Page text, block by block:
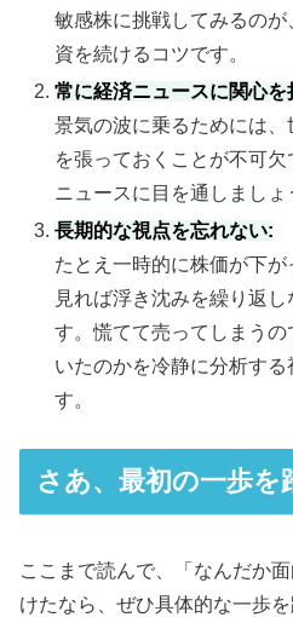
敏感株に挑戦してみるの
資を続けるコツです。
常に経済ニュースに関心を
景気の波に乗るためには
を張っておくことが不可
ニュースに目を通しましょ
長期的な視点を忘れない:
たとえ一時的に株価が下
見れば浮き沈みを繰り返
す。慌てて売ってしまう
いたのかを冷静に分析す
す。
さあ、最初の一歩を
ここまで読んで、「なんだか
けたなら、ぜひ具体的な一歩